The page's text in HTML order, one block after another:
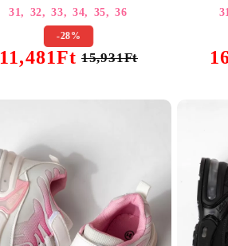
31, 32, 33, 34, 35, 36
-28%
11,481Ft 15,931Ft